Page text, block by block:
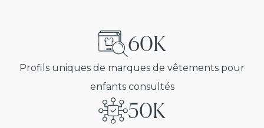
60K
Profils uniques de marques de vêtements pour
enfants consultés
50K